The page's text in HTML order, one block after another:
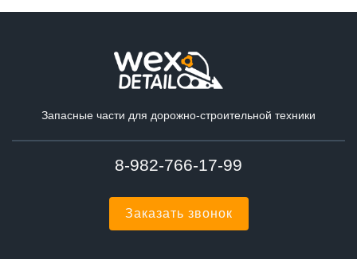
Запасные части для дорожно-строительной техники
8-982-766-17-99
Заказать звонок